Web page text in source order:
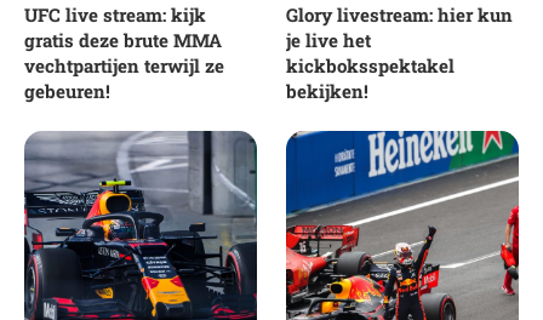
UFC live stream: kijk
gratis deze brute MMA
vechtpartijen terwijl ze
gebeuren!
Glory livestream: hier kun
je live het
kickboksspektakel
bekijken!